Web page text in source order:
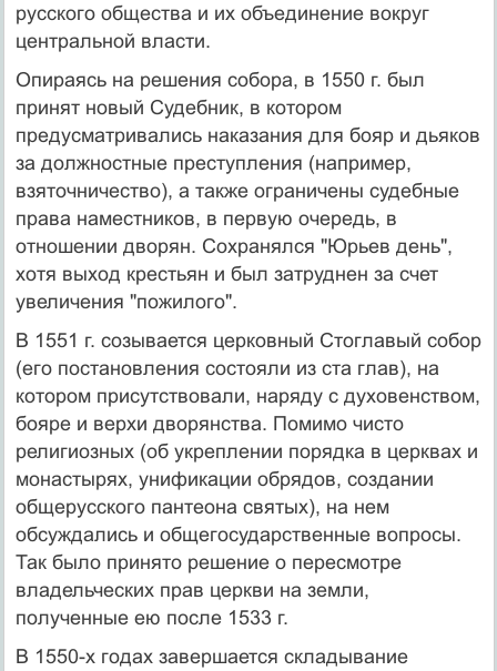
русского общества и их объединение вокруг
центральной власти.
Опираясь на решения собора, в 1550 г. был
принят новый Судебник, в котором
предусматривались наказания для бояр и дьяков
за должностные преступления (например,
взяточничество), а также ограничены судебные
права наместников, в первую очередь, в
отношении дворян. Сохранялся "Юрьев день",
хотя выход крестьян и был затруднен за счет
увеличения "пожилого".
В 1551 г. созывается церковный Стоглавый собор
(его постановления состояли из ста глав), на
котором присутствовали, наряду с духовенством,
бояре и верхи дворянства. Помимо чисто
религиозных (об укреплении порядка в церквах и
монастырях, унификации обрядов, создании
общерусского пантеона святых), на нем
обсуждались и общегосударственные вопросы.
Так было принято решение о пересмотре
владельческих прав церкви на земли,
полученные ею после 1533 г.
В 1550-х годах завершается складывание